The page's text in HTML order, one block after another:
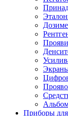
Приборы